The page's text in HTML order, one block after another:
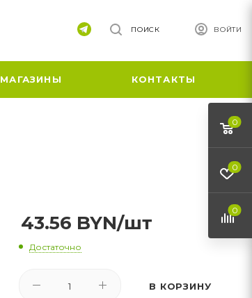
ВОЙТИ
ПОИСК
МАГАЗИНЫ КОНТАКТЫ
43.56 BYN/шт
Достаточно
В КОРЗИНУ
0
0
0